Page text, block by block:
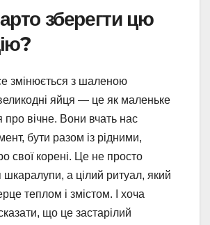
зберегти цю
змінюється з шаленою
яйця — це як маленьке
про вічне. Вони вчать нас
бути разом із рідними,
свої корені. Це не просто
а цілий ритуал, який
теплом і змістом. І хоча
що це застарілий